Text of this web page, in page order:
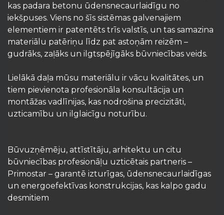
kas padara betonu ūdensnecaurlaidīgu no
iekšpuses. Viens no šīs sistēmas galvenajiem
elementiem ir patentēts trīs valstīs, un tas samazina
materiālu patēriņu līdz pat astoņām reizēm –
gudrāks, zaļāks un ilgtspējīgāks būvniecības veids.
Lielākā daļa mūsu materiālu ir vācu kvalitātes, un
tiem pievienota profesionāla konsultācija un
montāžas vadlīnijas, kas nodrošina precizitāti,
uzticamību un ilglaicīgu noturību.
Būvuzņēmēju, attīstītāju, arhitektu un citu
būvniecības profesionāļu uzticētais partneris –
Primostar – garantē izturīgas, ūdensnecaurlaidīgas
un energoefektīvas konstrukcijas, kas kalpo gadu
desmitiem